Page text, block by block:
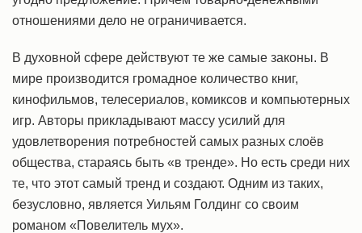
отношениями дело не ограничивается.
В духовной сфере действуют те же самые законы. В
мире производится громадное количество книг,
кинофильмов, телесериалов, комиксов и компьютерных
игр. Авторы прикладывают массу усилий для
удовлетворения потребностей самых разных слоёв
общества, стараясь быть «в тренде». Но есть среди них
те, что этот самый тренд и создают. Одним из таких,
безусловно, является Уильям Голдинг со своим
романом «Повелитель мух».